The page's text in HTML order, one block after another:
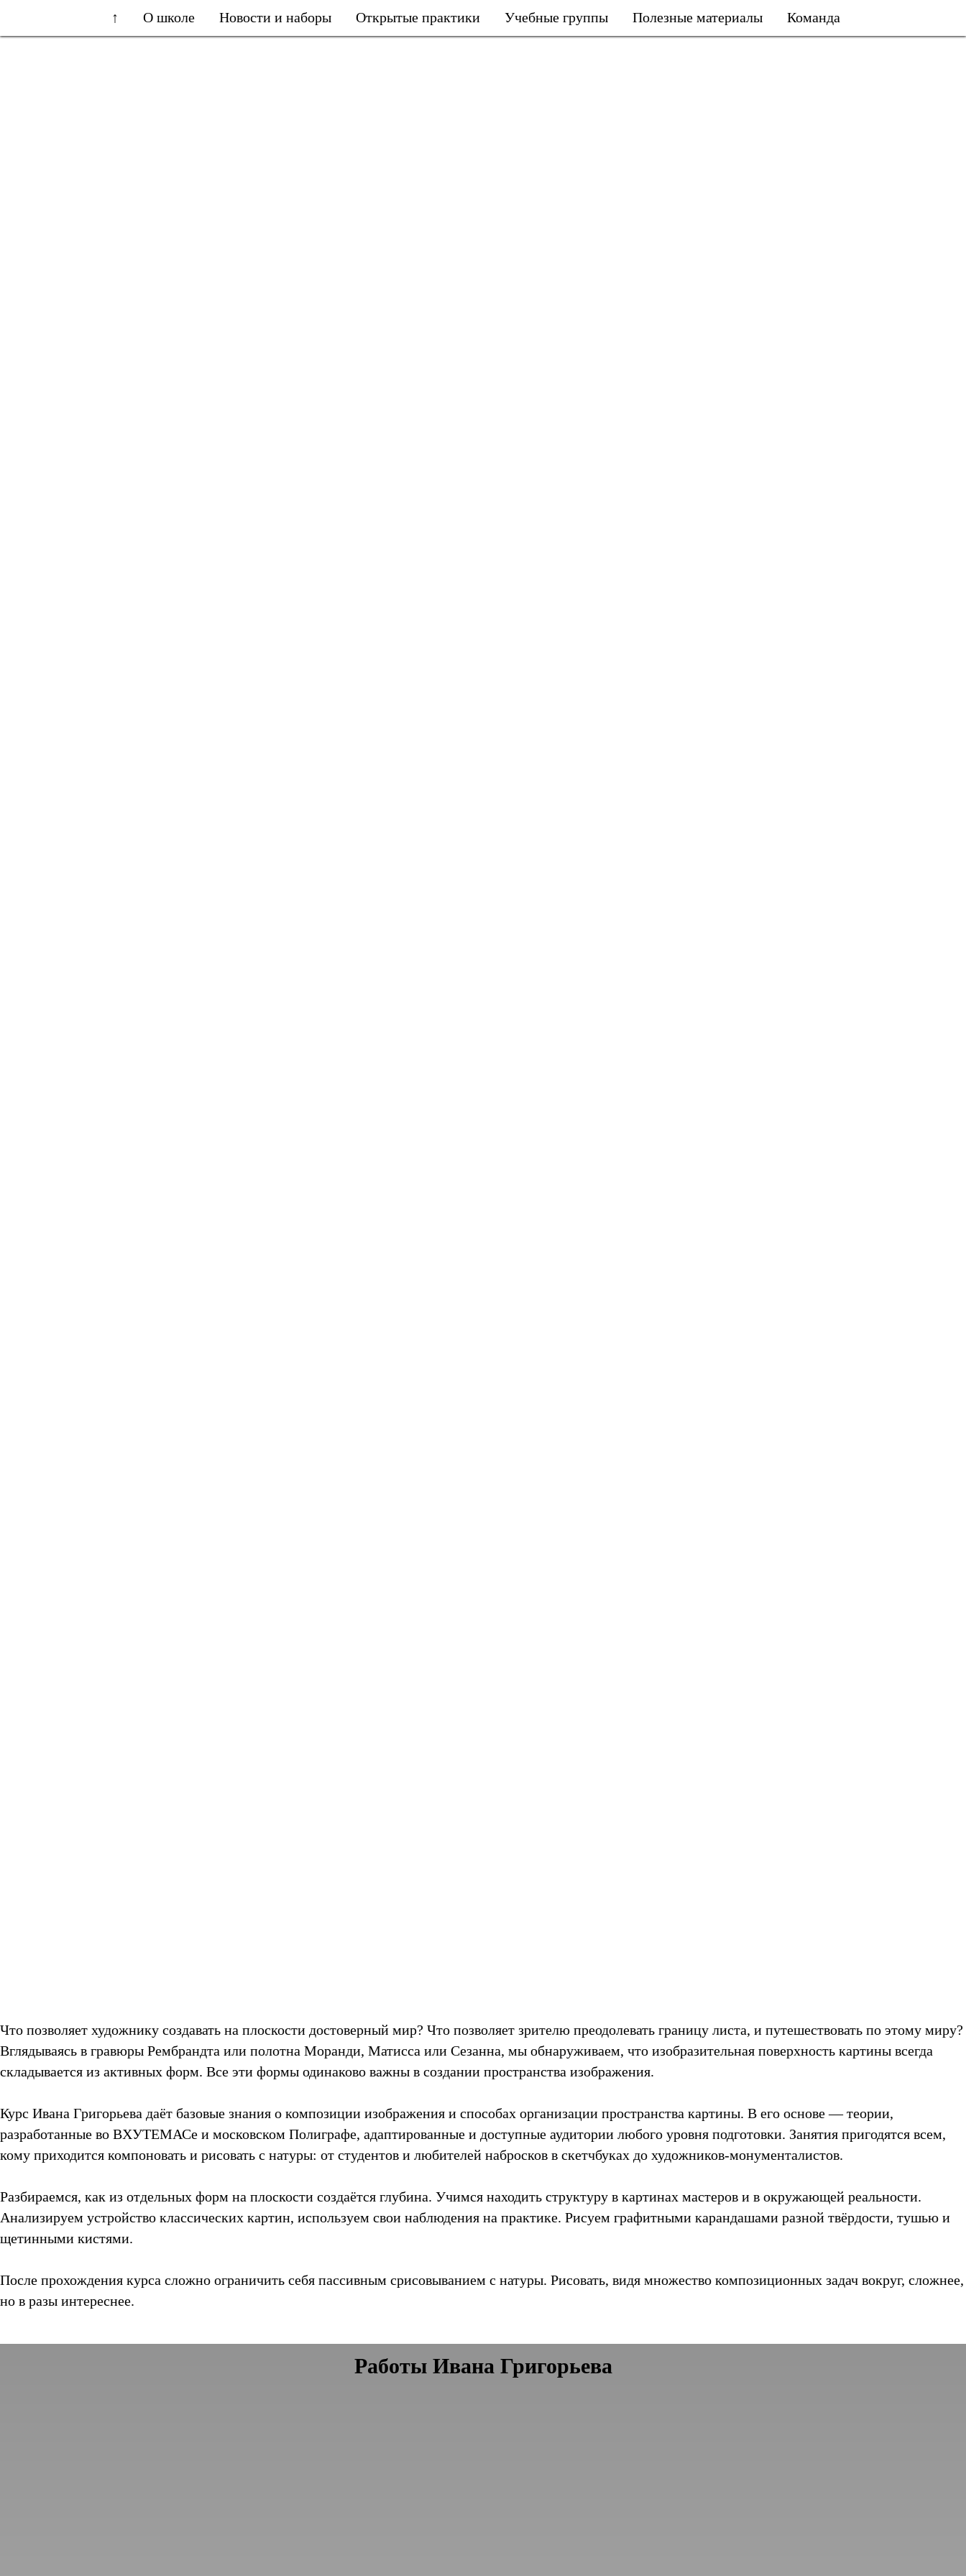
Открытые практики Натурщикам Подарить занятие
↑ О школе Новости и наборы Открытые практики Учебные группы Полезные материалы Команда
Что позволяет художнику создавать на плоскости достоверный мир? Что позволяет зрителю преодолевать границу листа, и путешествовать по этому миру?
Вглядываясь в гравюры Рембрандта или полотна Моранди, Матисса или Сезанна, мы обнаруживаем, что изобразительная поверхность картины всегда
складывается из активных форм. Все эти формы одинаково важны в создании пространства изображения.
Курс Ивана Григорьева даёт базовые знания о композиции изображения и способах организации пространства картины. В его основе — теории,
разработанные во ВХУТЕМАСе и московском Полиграфе, адаптированные и доступные аудитории любого уровня подготовки. Занятия пригодятся всем,
кому приходится компоновать и рисовать с натуры: от студентов и любителей набросков в скетчбуках до художников-монументалистов.
Разбираемся, как из отдельных форм на плоскости создаётся глубина. Учимся находить структуру в картинах мастеров и в окружающей реальности.
Анализируем устройство классических картин, используем свои наблюдения на практике. Рисуем графитными карандашами разной твёрдости, тушью и
щетинными кистями.
После прохождения курса сложно ограничить себя пассивным срисовыванием с натуры. Рисовать, видя множество композиционных задач вокруг, сложнее,
но в разы интереснее.
Работы Ивана Григорьева